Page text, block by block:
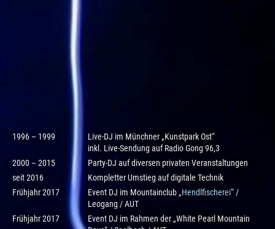
1996 – 1999
Live-DJ im Münchner „Kunstpark Ost“
inkl. Live-Sendung auf Radio Gong 96,3
2000 – 2015
Party-DJ auf diversen privaten Veranstaltungen
seit 2016
Kompletter Umstieg auf digitale Technik
Frühjahr 2017
Event DJ im Mountainclub „Hendlfischerei“ /
Leogang / AUT
Frühjahr 2017
Event DJ im Rahmen der „White Pearl Mountain